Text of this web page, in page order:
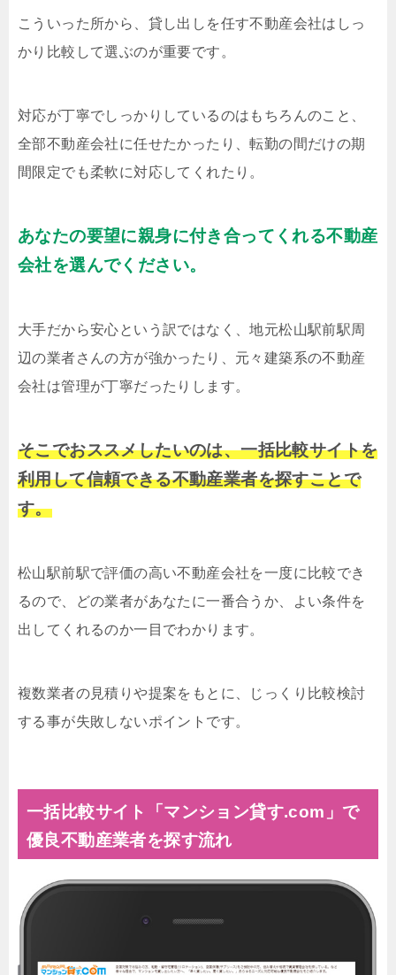
こういった所から、貸し出しを任す不動産会社はしっ
かり比較して選ぶのが重要です。
対応が丁寧でしっかりしているのはもちろんのこと、
全部不動産会社に任せたかったり、転勤の間だけの期
間限定でも柔軟に対応してくれたり。
あなたの要望に親身に付き合ってくれる不動産
会社を選んでください。
大手だから安心という訳ではなく、地元松山駅前駅周
辺の業者さんの方が強かったり、元々建築系の不動産
会社は管理が丁寧だったりします。
そこでおススメしたいのは、一括比較サイトを
利用して信頼できる不動産業者を探すことで
す。
松山駅前駅で評価の高い不動産会社を一度に比較でき
るので、どの業者があなたに一番合うか、よい条件を
出してくれるのか一目でわかります。
複数業者の見積りや提案をもとに、じっくり比較検討
する事が失敗しないポイントです。
一括比較サイト「マンション貸す.com」で
優良不動産業者を探す流れ